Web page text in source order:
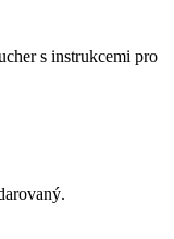
s instrukcemi pro